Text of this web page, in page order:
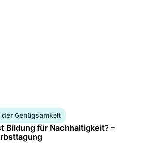
der Genügsamkeit
Bildung für Nachhaltigkeit? –